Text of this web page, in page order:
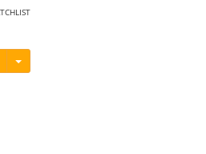
Menü ein-/ausblenden